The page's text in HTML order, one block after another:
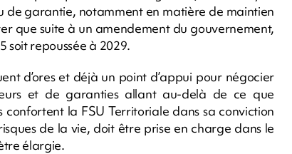
de garantie, notamment en matière de maintien
que suite à un amendement du gouvernement,
repoussée à 2029.
d’ores et déjà un point d’appui pour négocier
et de garanties allant au-delà de ce que
la FSU Territoriale dans sa conviction
de la vie, doit être prise en charge dans le
élargie.